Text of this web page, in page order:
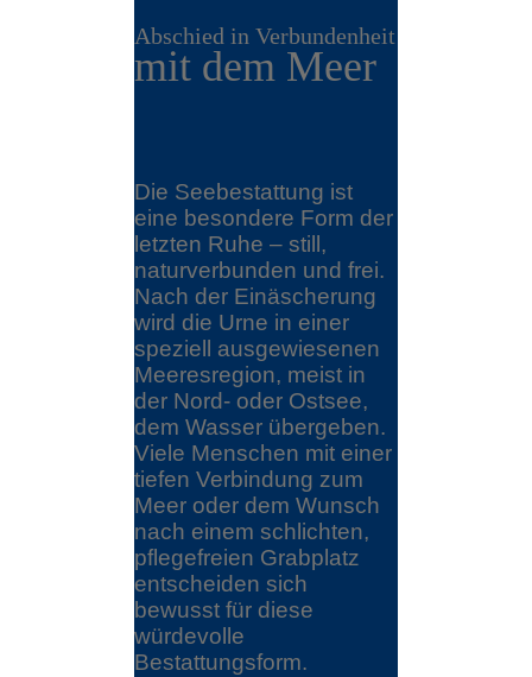
Abschied in Verbundenheit
mit dem Meer
Die Seebestattung ist
eine besondere Form der
letzten Ruhe – still,
naturverbunden und frei.
Nach der Einäscherung
wird die Urne in einer
speziell ausgewiesenen
Meeresregion, meist in
der Nord- oder Ostsee,
dem Wasser übergeben.
Viele Menschen mit einer
tiefen Verbindung zum
Meer oder dem Wunsch
nach einem schlichten,
pflegefreien Grabplatz
entscheiden sich
bewusst für diese
würdevolle
Bestattungsform.